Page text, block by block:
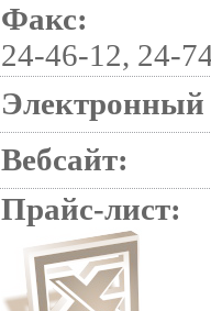
Факс:
24-46-12, 24-
Электронный
Вебсайт:
Прайс-лист: